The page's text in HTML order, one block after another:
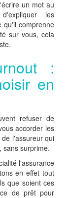
un mot au
les
qu'il comprenne
sur vous, cela
:
en
refuser de
accorder les
l'assureur qui
sans surprime.
l'assurance
en effet tout
que soient ces
de prêt pour